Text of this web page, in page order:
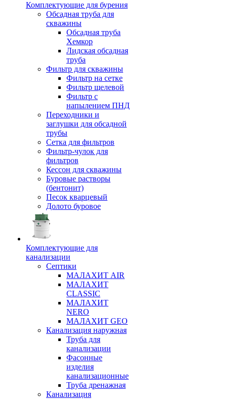
Комплектующие для бурения
Обсадная труба для
скважины
Обсадная труба
Хемкор
Лидская обсадная
труба
Фильтр для скважины
Фильтр на сетке
Фильтр щелевой
Фильтр с
напылением ПНД
Переходники и
заглушки для обсадной
трубы
Сетка для фильтров
Фильтр-чулок для
фильтров
Кессон для скважины
Буровые растворы
(бентонит)
Песок кварцевый
Долото буровое
Комплектующие для
канализации
Септики
МАЛАХИТ AIR
МАЛАХИТ
CLASSIC
МАЛАХИТ
NERO
МАЛАХИТ GEO
Канализация наружная
Труба для
канализации
Фасонные
изделия
канализационные
Труба дренажная
Канализация